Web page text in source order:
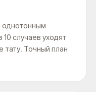
однотонным
случаев уходят
тату. Точный план